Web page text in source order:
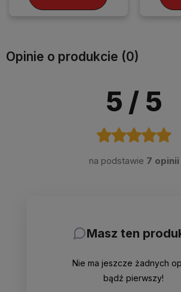
Opinie o produkcie (0)
5 / 5
na podstawie 7 opinii
Masz ten
Nie ma jeszcze żadnych
bądź pierwszy!